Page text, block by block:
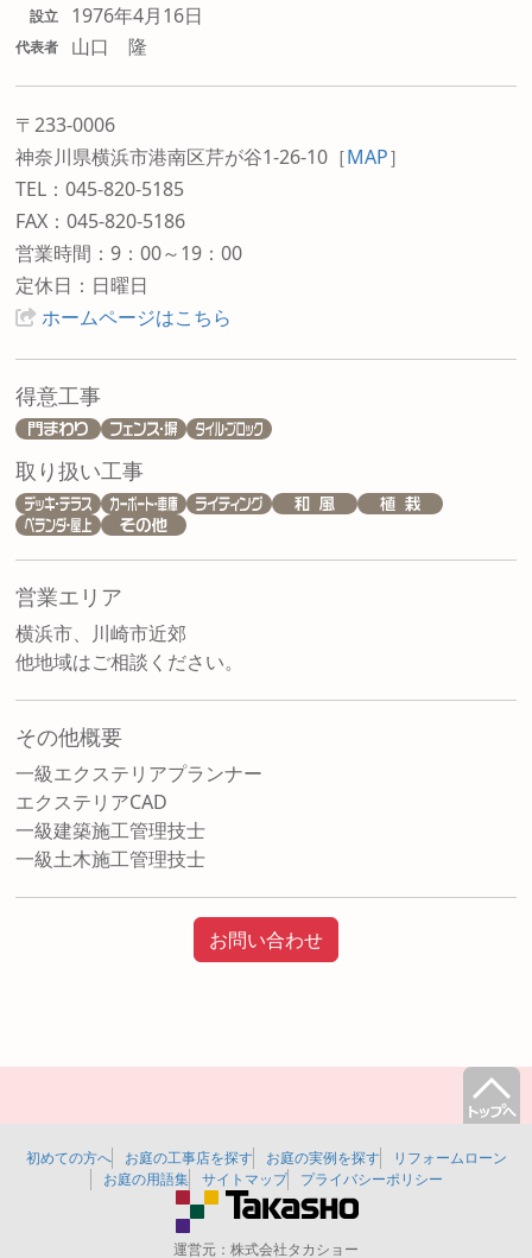
設立 1976年4月16日
代表者 山口 隆
〒233-0006
神奈川県横浜市港南区芹が谷1-26-10 ［MAP］
TEL：045-820-5185
FAX：045-820-5186
営業時間：9：00～19：00
定休日：日曜日
ホームページはこちら
得意工事
取り扱い工事
営業エリア
横浜市、川崎市近郊
他地域はご相談ください。
その他概要
一級エクステリアプランナー
エクステリアCAD
一級建築施工管理技士
一級土木施工管理技士
お問い合わせ
初めての方へ お庭の工事店を探す お庭の実例を探す
リフォームローン
お庭の用語集
サイトマップ プライバシーポリシー
運営元： 株式会社タカショー